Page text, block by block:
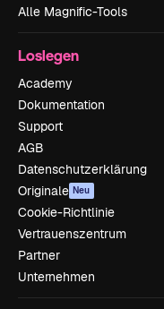
Alle Magnific-Tools
Loslegen
Academy
Dokumentation
Support
AGB
Datenschutzerklärung
Originale Neu
Cookie-Richtlinie
Vertrauenszentrum
Partner
Unternehmen